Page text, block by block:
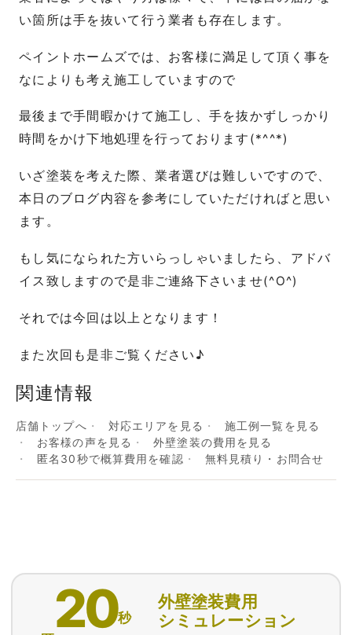
い箇所は手を抜いて行う業者も存在します。
ペイントホームズでは、お客様に満足して頂く事を
なによりも考え施工していますので
最後まで手間暇かけて施工し、手を抜かずしっかり
時間をかけ下地処理を行っております(*^^*)
いざ塗装を考えた際、業者選びは難しいですので、
本日のブログ内容を参考にしていただければと思い
ます。
もし気になられた方いらっしゃいましたら、アドバ
イス致しますので是非ご連絡下さいませ(^O^)
それでは今回は以上となります！
また次回も是非ご覧ください♪
関連情報
店舗トップへ 対応エリアを見る
施工例一覧を見る
お客様の声を見る
外壁塗装の費用を見る
匿名30秒で概算費用を確認
無料見積り・お問合せ
20秒
外壁塗装費用
シミュレーション